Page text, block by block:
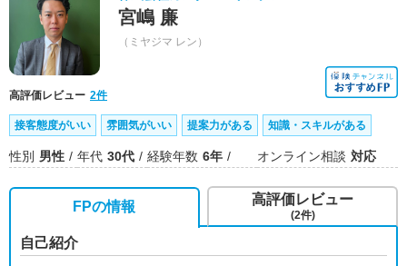
宮嶋 廉
（ミヤジマ レン）
高評価レビュー 2件
接客態度がいい 雰囲気がいい 提案力がある 知識・スキルがある
性別 男性 年代 30代 経験年数 6年 オンライン相談 対応
FPの情報
自己紹介
高評価レビュー
(2件)